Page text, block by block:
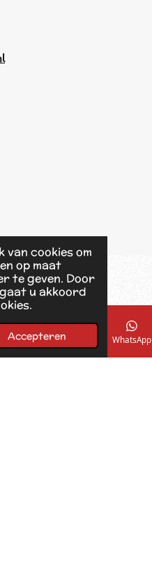
van cookies om
op maat
te geven. Door
u akkoord
Accepteren
Kaart Facebook WhatsApp